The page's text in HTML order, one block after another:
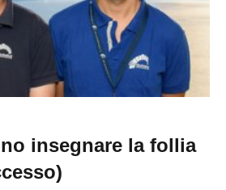
insegnare la follia